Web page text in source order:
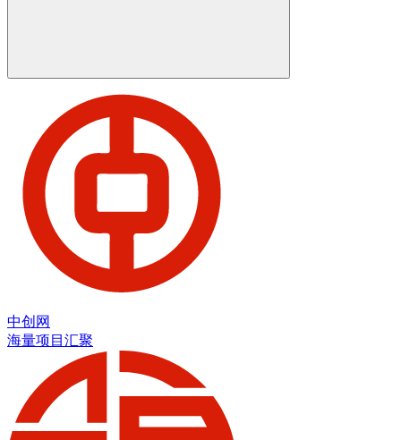
中创网
海量项目汇聚